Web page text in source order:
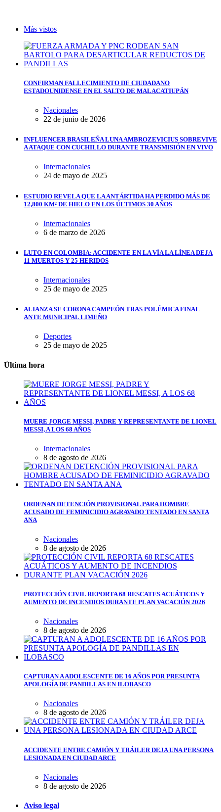
Más vistos
CONFIRMAN FALLECIMIENTO DE CIUDADANO
ESTADOUNIDENSE EN EL SALTO DE MALACATIUPÁN
Nacionales
22 de junio de 2026
INFLUENCER BRASILEÑA LUNA AMBROZEVICIUS SOBREVIVE
A ATAQUE CON CUCHILLO DURANTE TRANSMISIÓN EN VIVO
Internacionales
24 de mayo de 2025
ESTUDIO REVELA QUE LA ANTÁRTIDA HA PERDIDO MÁS DE
12,800 KM² DE HIELO EN LOS ÚLTIMOS 30 AÑOS
Internacionales
6 de marzo de 2026
LUTO EN COLOMBIA: ACCIDENTE EN LA VÍA LA LÍNEA DEJA
11 MUERTOS Y 25 HERIDOS
Internacionales
25 de mayo de 2025
ALIANZA SE CORONA CAMPEÓN TRAS POLÉMICA FINAL
ANTE MUNICIPAL LIMEÑO
Deportes
25 de mayo de 2025
Última hora
MUERE JORGE MESSI, PADRE Y REPRESENTANTE DE LIONEL
MESSI, A LOS 68 AÑOS
Internacionales
8 de agosto de 2026
ORDENAN DETENCIÓN PROVISIONAL PARA HOMBRE
ACUSADO DE FEMINICIDIO AGRAVADO TENTADO EN SANTA
ANA
Nacionales
8 de agosto de 2026
PROTECCIÓN CIVIL REPORTA 68 RESCATES ACUÁTICOS Y
AUMENTO DE INCENDIOS DURANTE PLAN VACACIÓN 2026
Nacionales
8 de agosto de 2026
CAPTURAN A ADOLESCENTE DE 16 AÑOS POR PRESUNTA
APOLOGÍA DE PANDILLAS EN ILOBASCO
Nacionales
8 de agosto de 2026
ACCIDENTE ENTRE CAMIÓN Y TRÁILER DEJA UNA PERSONA
LESIONADA EN CIUDAD ARCE
Nacionales
8 de agosto de 2026
Aviso legal